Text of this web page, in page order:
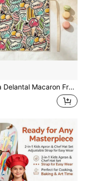
de Lujo Lleno de Atmósfera Está Especialmente Diseñado para Hombres Adultos, Niñas Delicadas y Mujeres que Buscan una Estética de Curación Suave, se Ajusta a Todos los Tipos de Body de Hombres y Mujeres con Elasticidad Ajustable, Fácil de Usar sin Constricción en el Cuello, Ajuste Holgado sin Restringir el Movimiento de los Brazos